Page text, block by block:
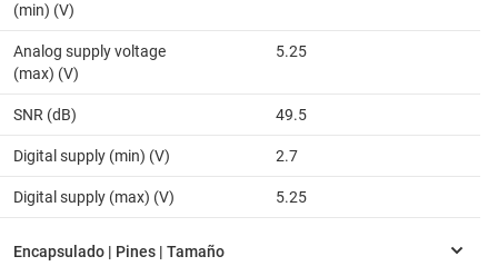
(min) (V)
Analog supply voltage
(max) (V)
5.25
SNR (dB) 49.5
Digital supply (min) (V) 2.7
Digital supply (max) (V) 5.25